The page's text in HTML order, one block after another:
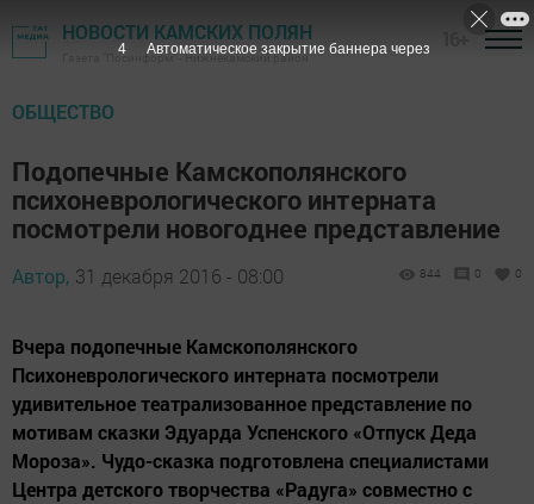
НОВОСТИ КАМСКИХ ПОЛЯН
Газета "Посинформ" - Нижнекамский район
ОБЩЕСТВО
Подопечные Камскополянского
психоневрологического интерната
посмотрели новогоднее представление
Автор, 31 декабря 2016 - 08:00 844 0 0
Вчера подопечные Камскополянского
Психоневрологического интерната посмотрели
удивительное театрализованное представление по
мотивам сказки Эдуарда Успенского «Отпуск Деда
Мороза». Чудо-сказка подготовлена специалистами
Центра детского творчества «Радуга» совместно с
3 Автоматическое закрытие баннера через